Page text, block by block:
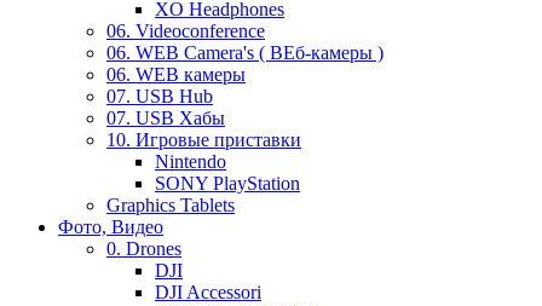
XO Headphones
06. Videoconference
06. WEB Camera's ( ВЕб-камеры )
06. WEB камеры
07. USB Hub
07. USB Хабы
10. Игровые приставки
Nintendo
SONY PlayStation
Graphics Tablets
Фото, Видео
0. Drones
DJI
DJI Accessori